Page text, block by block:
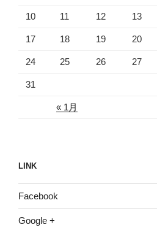
« 1月
10 11 12 13
17 18 19 20
24 25 26 27
31
LINK
Facebook
Google +